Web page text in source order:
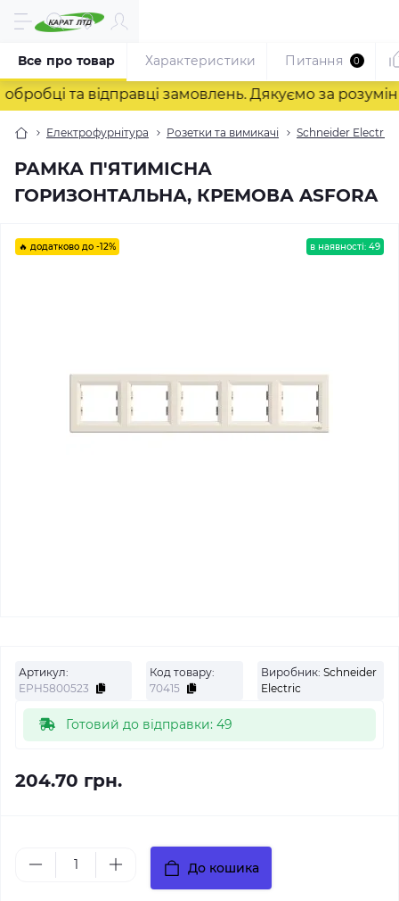
та відправці замовлень. Дякуємо за
Електрофурнітура Розетки та вимикачі Schneider Electric
РАМКА П'ЯТИМІСНА
ГОРИЗОНТАЛЬНА, КРЕМОВА ASFORA
Все про товар Характеристики Питання 0
🔥 додатково до -12% в наявності: 49
Артикул:
EPH5800523
Код товару:
70415
Виробник: Schneider
Electric
Готовий до відправки: 49
204.70 грн.
До кошика